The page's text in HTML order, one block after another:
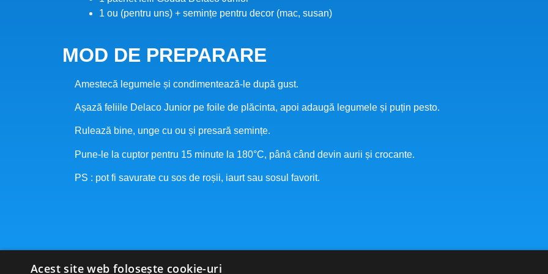
1 ou (pentru uns) + semințe pentru decor (mac, susan)
MOD DE PREPARARE
Amestecă legumele și condimentează-le după gust.
Așază feliile Delaco Junior pe foile de plăcinta, apoi adaugă legumele și puțin pesto.
Rulează bine, unge cu ou și presară semințe.
Pune-le la cuptor pentru 15 minute la 180°C, până când devin aurii și crocante.
PS : pot fi savurate cu sos de roșii, iaurt sau sosul favorit.
Acest site web folosește cookie-uri